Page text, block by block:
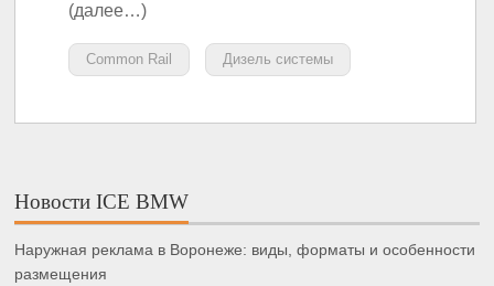
(далее…)
Common Rail Дизель системы
Новости ICE BMW
Наружная реклама в Воронеже: виды, форматы и особенности
размещения